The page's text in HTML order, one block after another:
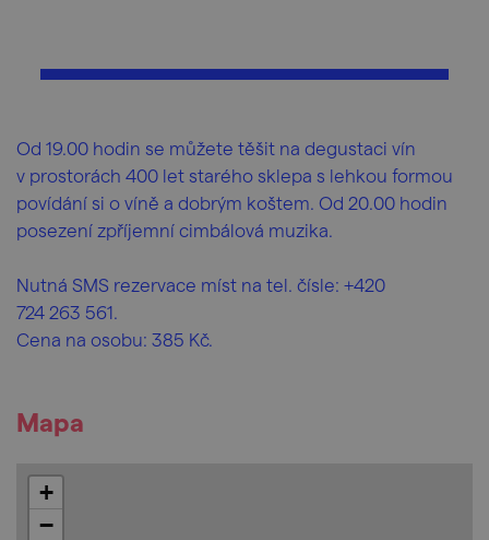
Od 19.00 hodin se můžete těšit na degustaci vín
v prostorách 400 let starého sklepa s lehkou formou
povídání si o víně a dobrým koštem. Od 20.00 hodin
posezení zpříjemní cimbálová muzika.
Nutná SMS rezervace míst na tel. čísle: +420
724 263 561.
Cena na osobu: 385 Kč.
Mapa
+
−